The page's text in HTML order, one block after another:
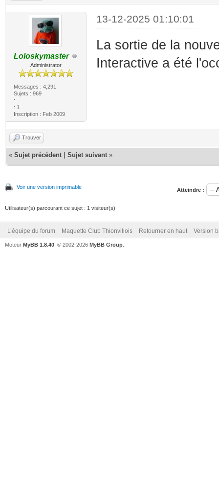
Loloskymaster
Administrator
Messages : 4,291
Sujets : 969
:
: 1
Inscription : Feb 2009
13-12-2025 01:10:01
La sortie de la
Interactive a été
Trouver
« Sujet précédent Sujet suivant »
Voir une version imprimable Atteindre :
Utilisateur(s) parcourant ce sujet : 1 visiteur(s)
L’équipe du forum Maquette Club Thionvillois Retourner en haut Version
Moteur MyBB 1.8.40 , © 2002-2026 MyBB Group